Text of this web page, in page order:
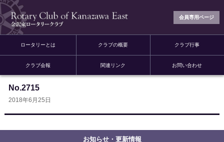
会員専用ページ
ロータリーとは クラブの概要 クラブ行事
クラブ会報 関連リンク お問い合わせ
No.2715
2018年6月25日